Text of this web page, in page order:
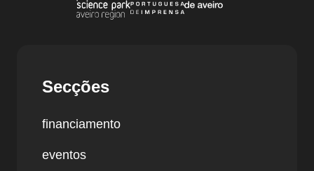
Secções
financiamento
eventos